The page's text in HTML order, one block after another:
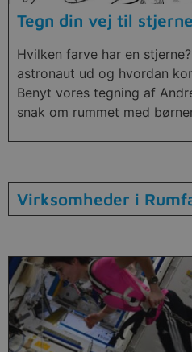
Tegn din vej til
Hvilken farve har en
astronaut ud og hvordan
Benyt vores tegning af
snak om rummet med
Virksomheder i